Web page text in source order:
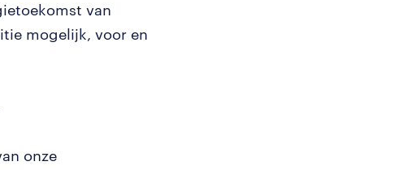
van
mogelijk, voor en
onze